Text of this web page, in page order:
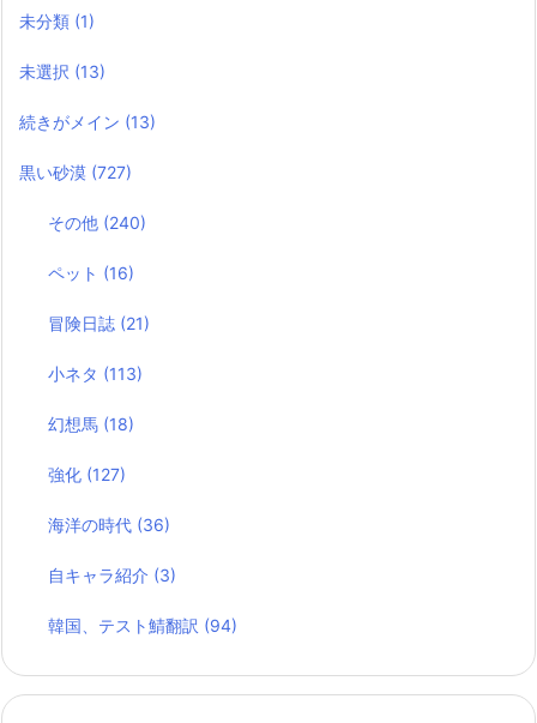
未分類 (1)
未選択 (13)
続きがメイン (13)
黒い砂漠 (727)
その他 (240)
ペット (16)
冒険日誌 (21)
小ネタ (113)
幻想馬 (18)
強化 (127)
海洋の時代 (36)
自キャラ紹介 (3)
韓国、テスト鯖翻訳 (94)